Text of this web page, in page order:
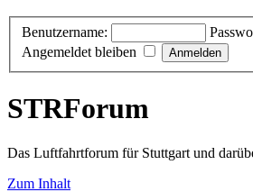
Benutzername:
Angemeldet bleiben
STRForum
Das Luftfahrtforum für Stuttgart und
Zum Inhalt